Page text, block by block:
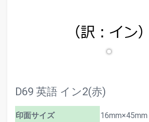
D69 英語 イン2(赤)
印面サイズ 16mm×45mm